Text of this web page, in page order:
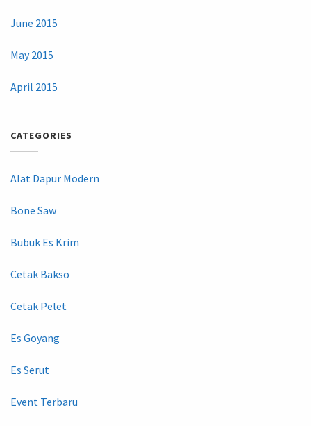
June 2015
May 2015
April 2015
CATEGORIES
Alat Dapur Modern
Bone Saw
Bubuk Es Krim
Cetak Bakso
Cetak Pelet
Es Goyang
Es Serut
Event Terbaru